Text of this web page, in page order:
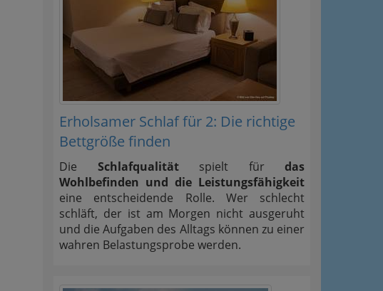
Erholsamer Schlaf für 2: Die richtige
Bettgröße finden
Die Schlafqualitätspielt für das
Wohlbefinden und die Leistungsfähigkeit
eine entscheidende Rolle. Wer schlecht
schläft, der ist am Morgen nicht ausgeruht
und die Aufgaben des Alltags können zu einer
wahren Belastungsprobe werden.